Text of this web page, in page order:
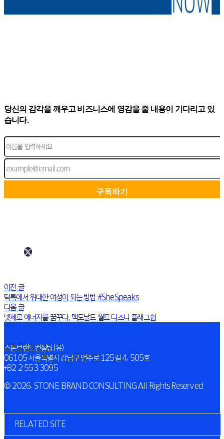
당신의 감각을 깨우고 비즈니스에 영감을 줄 내용이 기다리고 있
습니다.
이전 글
틱톡에서 위대한 여성이 되는 방법 #SheSpeaks
다음 글
넷제로 에너지를 꿈꾸다, 맥도날드 월트 디즈니 플래그쉽
스톤브랜드컨설팅(유)
06105 서울특별시 강남구 언주로 125길 4, 505호
+82 2 553 3095
© 2026. STONE BRAND CONSULTING All Rights Reserved
RELATED SITE